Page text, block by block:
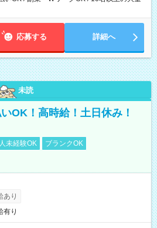
応募する 詳細へ
未読
OK！高時給！土日休み！
未経験OK
ブランクOK
あり
有り